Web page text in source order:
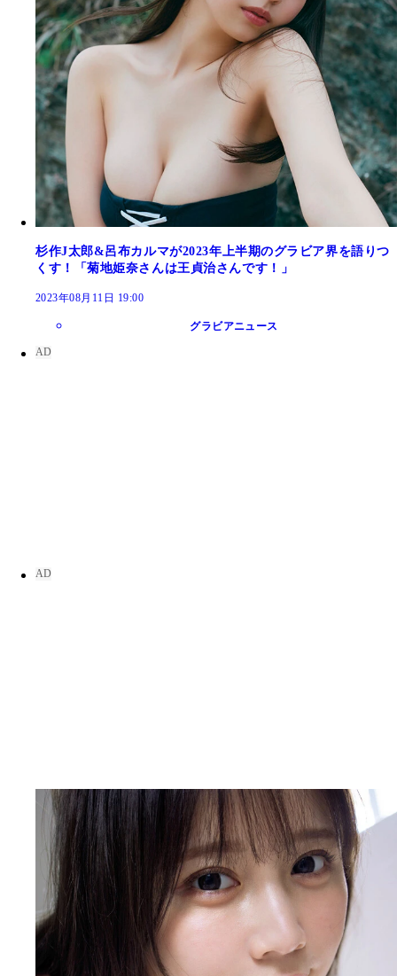
杉作J太郎&呂布カルマが2023年上半期のグラビア界を語りつ
くす！「菊地姫奈さんは王貞治さんです！」
2023年08月11日 19:00
グラビアニュース